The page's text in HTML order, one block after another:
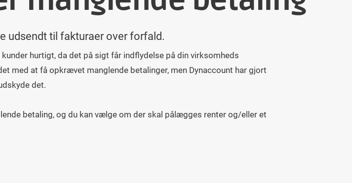
udsendt til fakturaer over forfald.
hurtigt, da det på sigt får indflydelse på din virksomheds
med at få opkrævet manglende betalinger, men Dynaccount har gjort
det.
betaling, og du kan vælge om der skal pålægges renter og/eller et